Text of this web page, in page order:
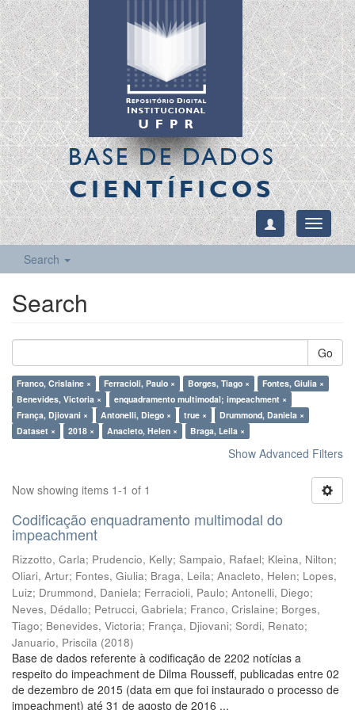
BASE DE DADOS
CIENTÍFICOS
Toggle
Search
Search
Go
Franco, Crislaine × Ferracioli, Paulo × Borges, Tiago ×
Fontes, Giulia ×
Benevides, Victoria ×
enquadramento multimodal; impeachment ×
França, Djiovani ×
Antonelli, Diego × true ×
Drummond, Daniela ×
Dataset ×
2018 × Anacleto, Helen × Braga, Leila ×
Show Advanced Filters
Now showing items 1-1 of 1
Codificação enquadramento multimodal do
impeachment
Rizzotto, Carla; Prudencio, Kelly; Sampaio, Rafael; Kleina, Nilton;
Oliari, Artur; Fontes, Giulia; Braga, Leila; Anacleto, Helen; Lopes,
Luiz; Drummond, Daniela; Ferracioli, Paulo; Antonelli, Diego;
Neves, Dédallo; Petrucci, Gabriela; Franco, Crislaine; Borges,
Tiago; Benevides, Victoria; França, Djiovani; Sordi, Renato;
Januario, Priscila (2018)
Base de dados referente à codificação de 2202 notícias a
respeito do impeachment de Dilma Rousseff, publicadas entre 02
de dezembro de 2015 (data em que foi instaurado o processo de
impeachment) até 31 de agosto de 2016 ...